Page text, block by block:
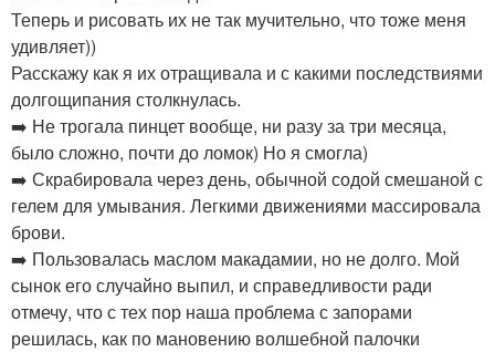
Теперь и рисовать их не так мучительно, что тоже меня
удивляет))
Расскажу как я их отращивала и с какими последствиями
долгощипания столкнулась.
➡️ Не трогала пинцет вообще, ни разу за три месяца,
было сложно, почти до ломок) Но я смогла)
➡️ Скрабировала через день, обычной содой смешаной с
гелем для умывания. Легкими движениями массировала
брови.
➡️ Пользовалась маслом макадамии, но не долго. Мой
сынок его случайно выпил, и справедливости ради
отмечу, что с тех пор наша проблема с запорами
решилась, как по мановению волшебной палочки